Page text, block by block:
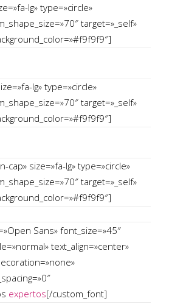
lg» type=»circle»
target=»_self»
lg» type=»circle»
target=»_self»
cap» size=»fa-lg» type=»circle»
target=»_self»
Sans» font_size=»45″
text_align=»center»
expertos[/custom_font]